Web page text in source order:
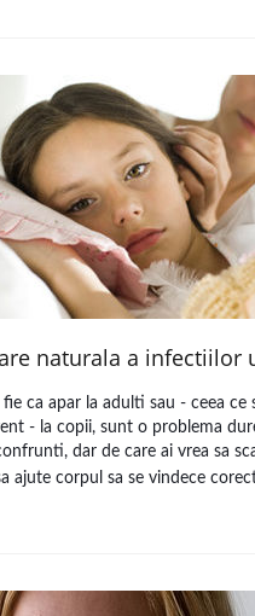
naturala a infectiilor
ca apar la adulti sau - ceea ce
- la copii, sunt o problema
dar de care ai vrea sa
ajute corpul sa se vindece